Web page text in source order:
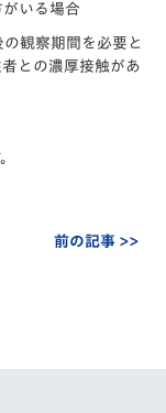
いる場合
観察期間を必要と
との濃厚接触があ
前の記事 >>